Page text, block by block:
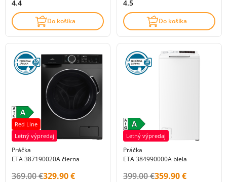
4.4
Do košíka
4.5
Do košíka
Red Line
Letný výpredaj
Práčka
ETA 387190020A čierna
Původní cena s DPH:
369.00 €Cena s DPH:
329.90 €
Letný výpredaj
Práčka
ETA 384990000A biela
Původní cena s DPH:
399.00 €Cena s DPH:
359.90 €